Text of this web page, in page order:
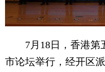
7月18日，香港第
市论坛举行，经开区